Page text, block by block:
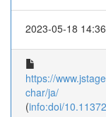
2023-05-18
https://
char/ja/
(info:doi/